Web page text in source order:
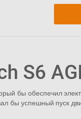
S6
бы обеспечил
бы успешный пуск